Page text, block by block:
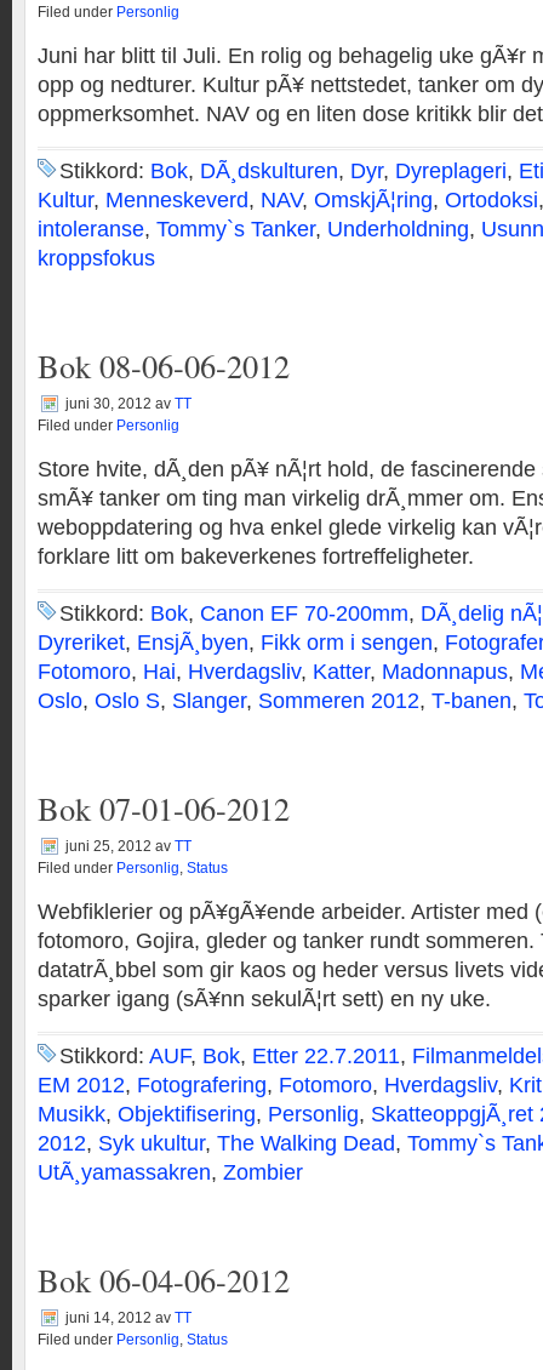
Filed under Personlig
Juni har blitt til Juli. En rolig og behagelig uke gÃ¥r
opp og nedturer. Kultur pÃ¥ nettstedet, tanker om
oppmerksomhet. NAV og en liten dose kritikk blir
Stikkord: Bok, DÃ¸dskulturen, Dyr, Dyreplageri,
Kultur, Menneskeverd, NAV, OmskjÃ¦ring, Ortodoksi
intoleranse, Tommy`s Tanker, Underholdning,
kroppsfokus
Bok 08-06-06-2012
juni 30, 2012 av TT
Filed under Personlig
Store hvite, dÃ¸den pÃ¥ nÃ¦rt hold, de
smÃ¥ tanker om ting man virkelig drÃ¸mmer om.
weboppdatering og hva enkel glede virkelig kan
forklare litt om bakeverkenes fortreffeligheter.
Stikkord: Bok, Canon EF 70-200mm, DÃ¸delig
Dyreriket, EnsjÃ¸byen, Fikk orm i sengen,
Fotomoro, Hai, Hverdagsliv, Katter, Madonnapus,
Oslo, Oslo S, Slanger, Sommeren 2012, T-banen,
Bok 07-01-06-2012
juni 25, 2012 av TT
Filed under Personlig, Status
Webfiklerier og pÃ¥gÃ¥ende arbeider. Artister med
fotomoro, Gojira, gleder og tanker rundt sommeren.
datatrÃ¸bbel som gir kaos og heder versus livets
sparker igang (sÃ¥nn sekulÃ¦rt sett) en ny uke.
Stikkord: AUF, Bok, Etter 22.7.2011,
EM 2012, Fotografering, Fotomoro, Hverdagsliv,
Musikk, Objektifisering, Personlig, SkatteoppgjÃ¸ret
2012, Syk ukultur, The Walking Dead, Tommy`s
UtÃ¸yamassakren, Zombier
Bok 06-04-06-2012
juni 14, 2012 av TT
Filed under Personlig, Status